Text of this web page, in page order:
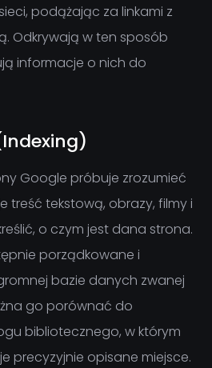
podążając za linkami z
Odkrywają w ten sposób
informacje o nich do
Google próbuje zrozumieć
treść tekstową, obrazy, filmy i
o czym jest dana strona.
porządkowane i
bazie danych zwanej
go porównać do
bibliotecznego, w którym
precyzyjnie opisane miejsce.